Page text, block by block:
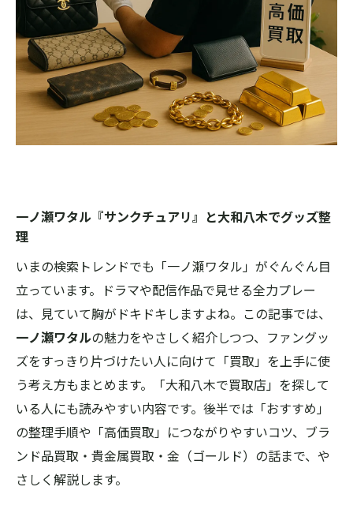
一ノ瀬ワタル『サンクチュアリ』と大和八木でグッズ整
理
いまの検索トレンドでも「一ノ瀬ワタル」がぐんぐん目
立っています。ドラマや配信作品で見せる全力プレー
は、見ていて胸がドキドキしますよね。この記事では、
一ノ瀬ワタルの魅力をやさしく紹介しつつ、ファングッ
ズをすっきり片づけたい人に向けて「買取」を上手に使
う考え方もまとめます。「大和八木で買取店」を探して
いる人にも読みやすい内容です。後半では「おすすめ」
の整理手順や「高価買取」につながりやすいコツ、ブラ
ンド品買取・貴金属買取・金（ゴールド）の話まで、や
さしく解説します。